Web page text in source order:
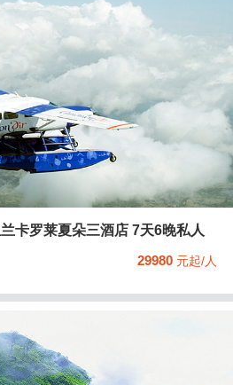
卡罗莱夏朵三酒店 7天6晚私人
29980 元起/人